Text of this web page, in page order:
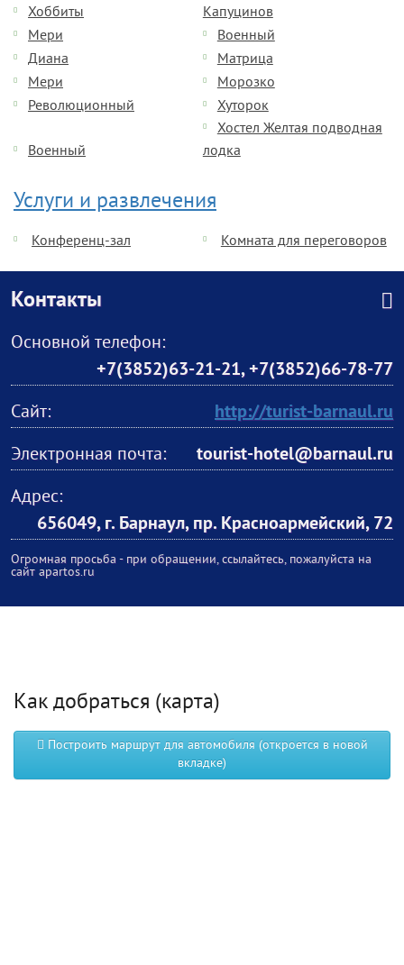
Хоббиты
Капуцинов
Мери
Военный
Диана
Матрица
Мери
Морозко
Революционный
Хуторок
Военный
Хостел Желтая подводная
лодка
Услуги и развлечения
Конференц-зал Комната для переговоров
Контакты
Основной телефон:
+7(3852)63-21-21,+7(3852)66-78-77
Сайт:
http://turist-barnaul.ru
Электронная почта:
tourist-hotel@barnaul.ru
Адрес:
656049, г. Барнаул, пр. Красноармейский, 72
Огромная просьба - при обращении, ссылайтесь, пожалуйста на
сайт apartos.ru
Как добраться (карта)
Построить маршрут для автомобиля (откроется в новой
вкладке)